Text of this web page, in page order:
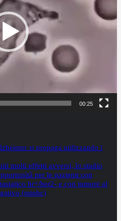
00:25
si propaga utilizzando i
molti effetti avversi, lo studio
per le pazienti con
hr+/her2- e con tumore al
(mtnbc)